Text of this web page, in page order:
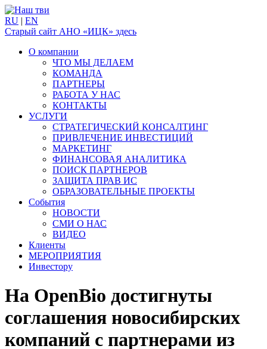
RU | EN
Старый сайт АНО «ИЦК» здесь
О компании
ЧТО МЫ ДЕЛАЕМ
КОМАНДА
ПАРТНЕРЫ
РАБОТА У НАС
КОНТАКТЫ
УСЛУГИ
СТРАТЕГИЧЕСКИЙ КОНСАЛТИНГ
ПРИВЛЕЧЕНИЕ ИНВЕСТИЦИЙ
МАРКЕТИНГ
ФИНАНСОВАЯ АНАЛИТИКА
ПОИСК ПАРТНЕРОВ
ЗАЩИТА ПРАВ ИС
ОБРАЗОВАТЕЛЬНЫЕ ПРОЕКТЫ
События
НОВОСТИ
СМИ О НАС
ВИДЕО
Клиенты
МЕРОПРИЯТИЯ
Инвестору
На OpenBio достигнуты
соглашения новосибирских
компаний с партнерами из